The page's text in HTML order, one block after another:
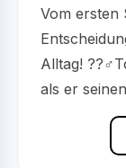
Vom ersten
Alltag!
als er